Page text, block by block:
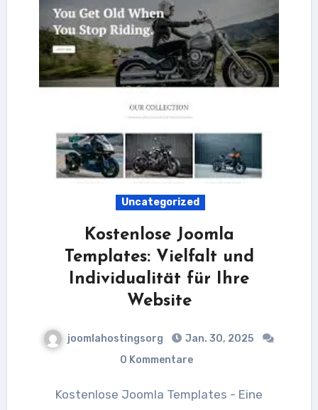
Uncategorized
Kostenlose Joomla
Templates: Vielfalt und
Individualität für Ihre
Website
joomlahostingsorg
Jan. 30, 2025
0 Kommentare
Kostenlose Joomla Templates - Eine